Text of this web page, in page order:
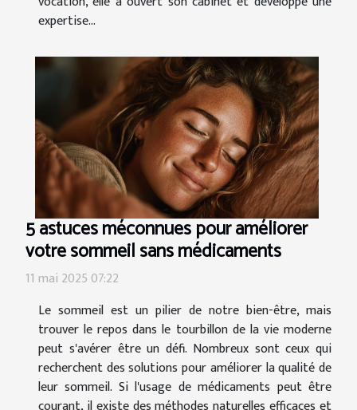
expertise...
5 astuces méconnues pour améliorer
votre sommeil sans médicaments
11 mai 2025 07:22
Le sommeil est un pilier de notre bien-être, mais
trouver le repos dans le tourbillon de la vie moderne
peut s'avérer être un défi. Nombreux sont ceux qui
recherchent des solutions pour améliorer la qualité de
leur sommeil. Si l'usage de médicaments peut être